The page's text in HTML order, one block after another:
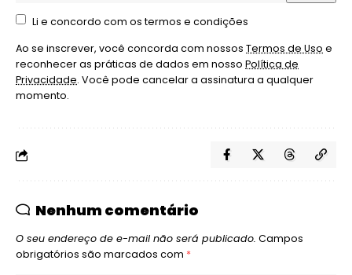
Li e concordo com os termos e condições
Ao se inscrever, você concorda com nossos Termos de Usoe
reconhecer as práticas de dados em nosso Política de
Privacidade. Você pode cancelar a assinatura a qualquer
momento.
Nenhum comentário
O seu endereço de e-mail não será publicado. Campos
obrigatórios são marcados com *